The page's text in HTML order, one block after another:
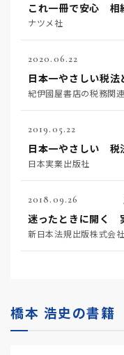
これ一冊で安心 相
ナツメ社
2020.06.22
日本一やさしい税
紀伊國屋書店の税務関
2019.05.22
日本一やさしい 税
日本実業出版社
2018.09.26
迷ったときに開く
新日本法規出版株式会社
橋本 浩史の書籍